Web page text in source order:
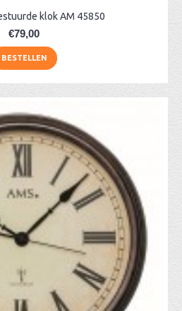
klok AM 45850
€79,00
BESTELLEN